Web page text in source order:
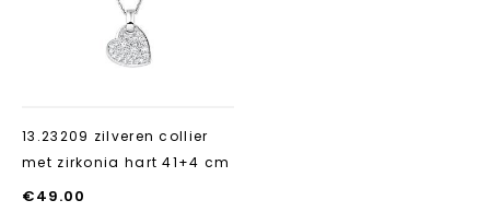
13.23209 zilveren collier
met zirkonia hart 41+4 cm
€49.00